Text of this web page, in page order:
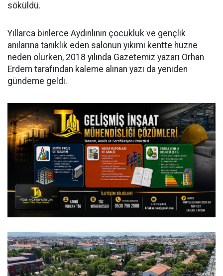
söküldü.
Yıllarca binlerce Aydınlının çocukluk ve gençlik
anılarına tanıklık eden salonun yıkımı kentte hüzne
neden olurken, 2018 yılında Gazetemiz yazarı Orhan
Erdem tarafından kaleme alınan yazı da yeniden
gündeme geldi.